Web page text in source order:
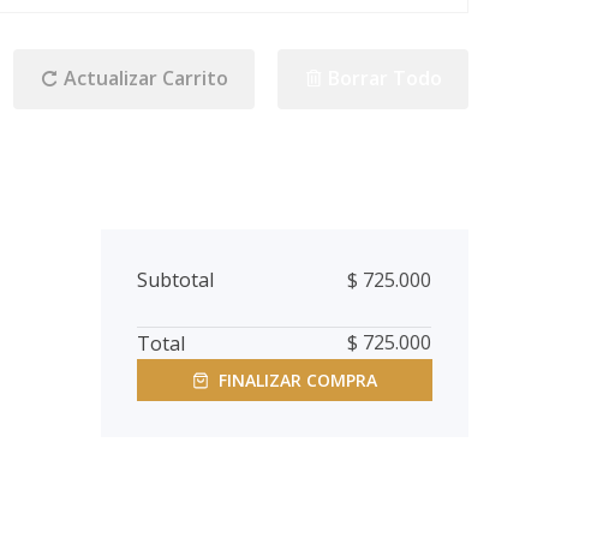
Actualizar Carrito
Subtotal $ 725.000
Total $ 725.000
FINALIZAR COMPRA